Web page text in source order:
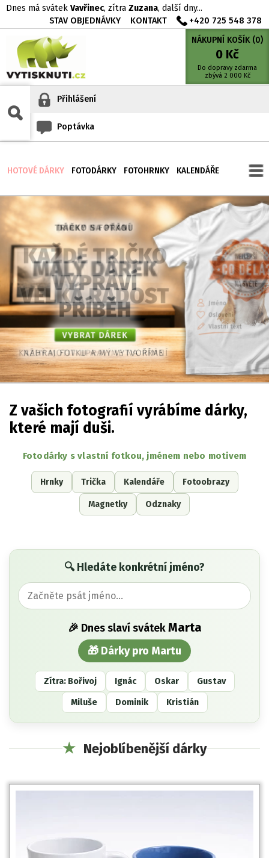
Dnes má svátek Vavřinec, zítra Zuzana, další dny...
STAV OBJEDNÁVKY
KONTAKT
+420 725 548 378
NÁKUPNÍ KOŠÍK (0)
0 Kč
Do dopravy zdarma
zbývá 2 000 Kč
Přihlášení
Poptávka
HOTOVÉ DÁRKY FOTODÁRKY FOTOHRNKY KALENDÁŘE
Z vašich fotografií vyrábíme dárky,
které mají duši.
Fotodárky s vlastní fotkou, jménem nebo motivem
Hrnky Trička Kalendáře Fotoobrazy
Magnetky Odznaky
🔍 Hledáte konkrétní jméno?
🎉 Dnes slaví svátekMarta
🎁 Dárky pro Martu
Zítra: Bořivoj Ignác Oskar Gustav
Miluše Dominik Kristián
★ Nejoblíbenější dárky